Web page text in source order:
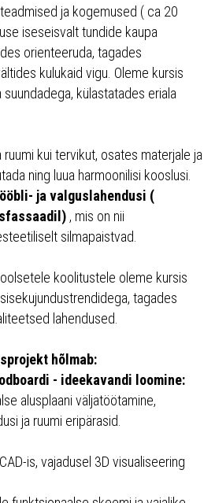
ja kogemused ( ca 20
iseseisvalt tundide kaupa
orienteeruda, tagades
kulukaid vigu. Oleme kursis
külastatades eriala
kui tervikut, osates materjale ja
ning luua harmoonilisi kooslusi.
ja valguslahendusi (
, mis on nii
silmapaistvad.
koolitustele oleme kursis
tagades
lahendused.
hõlmab:
- ideekavandi loomine:
alusplaani väljatöötamine,
ja ruumi eripärasid.
is, vajadusel 3D visualiseering